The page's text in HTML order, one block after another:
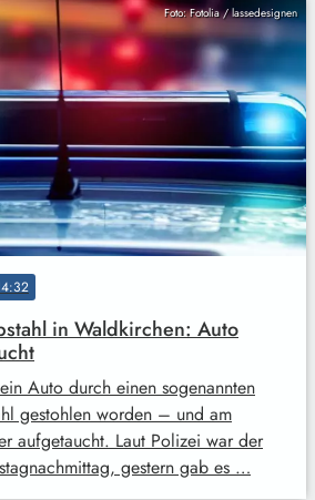
Foto: Fotolia / lassedesignen
in Waldkirchen: Auto
Auto durch einen sogenannten
gestohlen worden – und am
aufgetaucht. Laut Polizei war der
gestern gab es …